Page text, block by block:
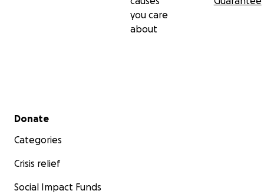
Juntos podemos sanar el tejido social, restaurar
construir una nación más fuerte.
you care
about
Secondary menu
Donate
Categories
Crisis relief
Social Impact Funds